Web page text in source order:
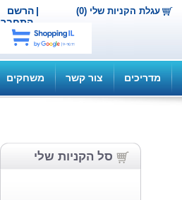
הרשם |
התחבר
עגלת הקניות שלי (0)
מדריכים צור קשר משחקים
סל הקניות שלי